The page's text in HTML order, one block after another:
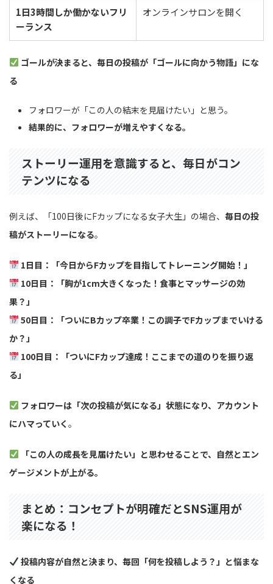
1日3時間しか働かないフリ
ーランス
オンラインサロンを開く
ゴールが決まると、毎日の投稿が「ゴールに向かう物語」にな
る
フォロワーが「この人の結末を見届けたい」と思う。
結果的に、フォロワーが増えやすくなる。
ストーリー運用を意識すると、毎日がコン
テンツになる
例えば、「100日後にFカップになる女子大生」の場合、 毎日の投
稿がストーリーになる。
1日目：「今日からFカップを目指してトレーニング開始！」
10日目：「胸が1cm大きくなった！食事とマッサージの効
果？」
50日目：「ついにBカップ卒業！この調子でFカップまでいける
か？」
100日目：「ついにFカップ達成！ここまでの道のりを振り返
る」
フォロワーは「次の投稿が気になる」状態になり、アカウント
にハマっていく 。
「この人の成長を見届けたい」と思わせることで、自然とエン
ゲージメントが上がる。
まとめ：コンセプトが明確だとSNS運用が
楽になる！
投稿内容が自然と決まり、毎回「何を投稿しよう？」と悩まな
くなる